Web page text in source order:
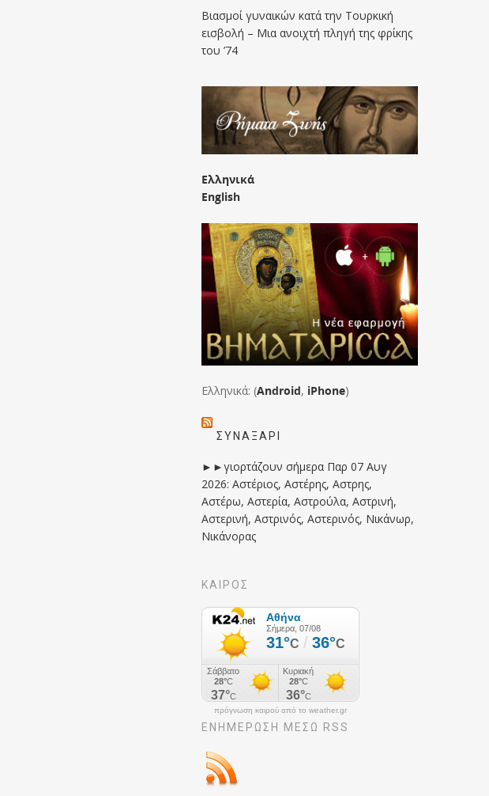
Βιασμοί γυναικών κατά την Τουρκική
εισβολή – Μια ανοιχτή πληγή της φρίκης
του ’74
Ελληνικά
English
Ελληνικά: (Android, iPhone)
ΣΥΝΑΞΆΡΙ
►►γιορτάζουν σήμερα Παρ 07 Αυγ
2026: Αστέριος, Αστέρης, Αστρης,
Αστέρω, Αστερία, Αστρούλα, Αστρινή,
Αστερινή, Αστρινός, Αστερινός, Νικάνωρ,
Νικάνορας
ΚΑΙΡΟΣ
πρόγνωση καιρού από το weather.gr
ΕΝΗΜΈΡΩΣΉ ΜΕΣΩ RSS